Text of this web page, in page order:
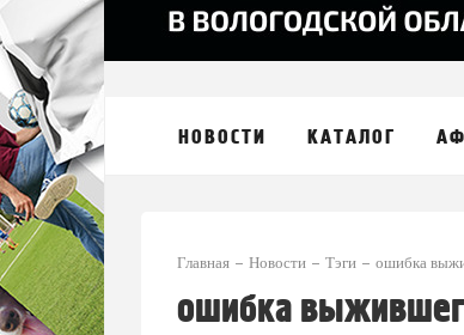
НОВОСТИ КАТАЛОГ
Главная Новости Тэги ошибка
ошибка